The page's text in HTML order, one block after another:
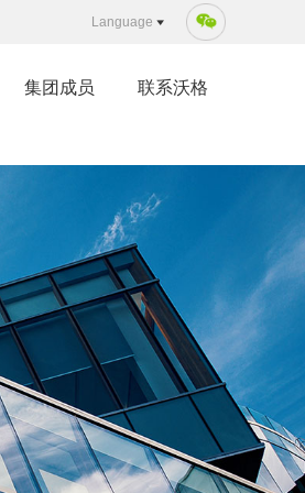
Language
集团成员 联系沃格